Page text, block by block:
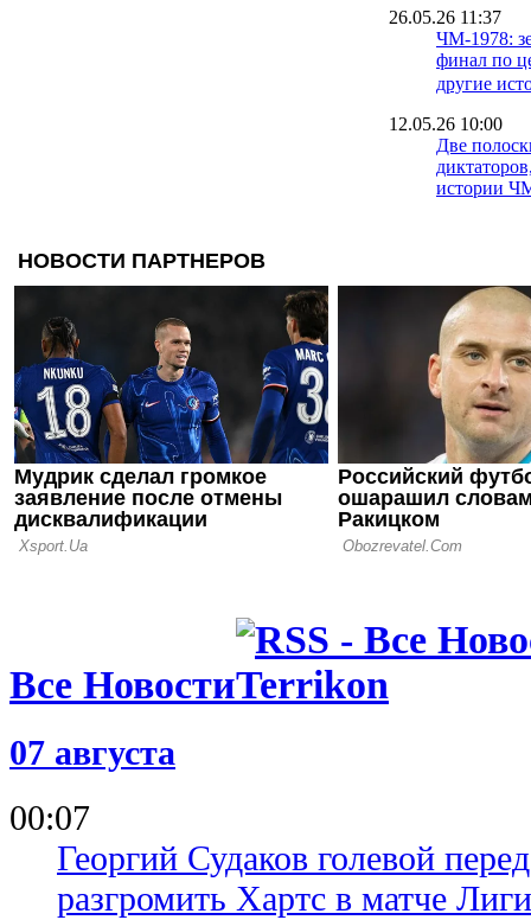
26.05.26 11:37
ЧМ-1978:
финал по
другие
12.05.26 10:00
Две
истории
первые
06.05.26 10:00
ЧМ-1966:
чаепитие,
вставная
04.05.26 10:00
ЧМ-1962:
чемпионат
футбола
Все Новости
07 августа
00:07
Георгий Судаков голевой
разгромить Хартс в матче